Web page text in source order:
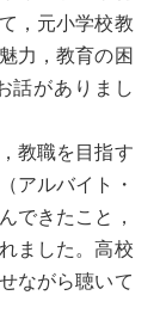
，元小学校教
力，教育の困
話がありまし
教職を目指す
アルバイト・
できたこと，
ました。高校
ながら聴いて